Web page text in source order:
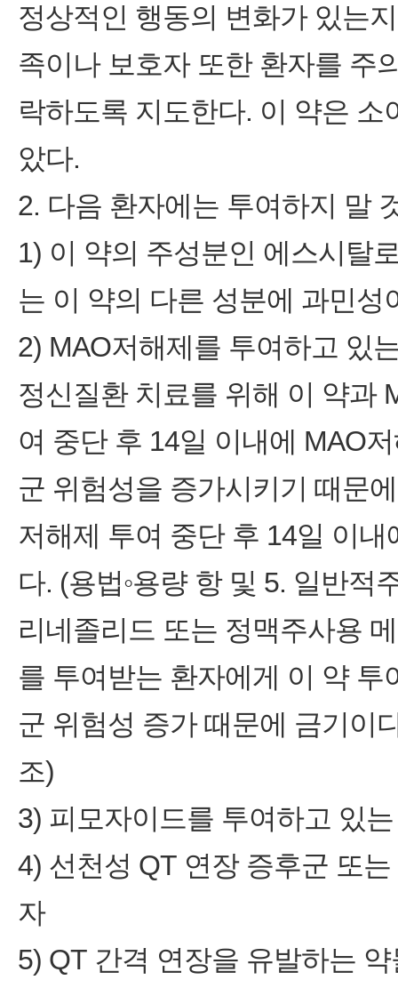
정상적인 행동의 변화가 있는
족이나 보호자 또한 환자를 주
락하도록 지도한다. 이 약은
았다.
2. 다음 환자에는 투여하지 말
1) 이 약의 주성분인 에스시탈
는 이 약의 다른 성분에 과민성
2) MAO저해제를 투여하고 있
정신질환 치료를 위해 이 약과
여 중단 후 14일 이내에 MAO
군 위험성을 증가시키기 때문
저해제 투여 중단 후 14일 이
다. (용법◦용량 항 및 5. 일반적
리네졸리드 또는 정맥주사용
를 투여받는 환자에게 이 약
군 위험성 증가 때문에 금기이
조)
3) 피모자이드를 투여하고 있
4) 선천성 QT 연장 증후군 또
자
5) QT 간격 연장을 유발하는